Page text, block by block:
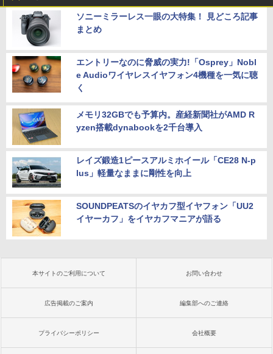
ソニーミラーレス一眼の大特集！ 見どころ記事
まとめ
エントリーなのに脅威の実力!「Osprey」Nobl
e Audioワイヤレスイヤフォン4機種を一気に聴
く
メモリ32GBでも予算内。産経新聞社がAMD R
yzen搭載dynabookを2千台導入
レイズ鍛造1ピースアルミホイール「CE28 N-p
lus」軽量なままに剛性を向上
SOUNDPEATSのイヤカフ型イヤフォン「UU2
イヤーカフ」をイヤカフマニアが語る
本サイトのご利用について お問い合わせ
広告掲載のご案内 編集部へのご連絡
プライバシーポリシー 会社概要